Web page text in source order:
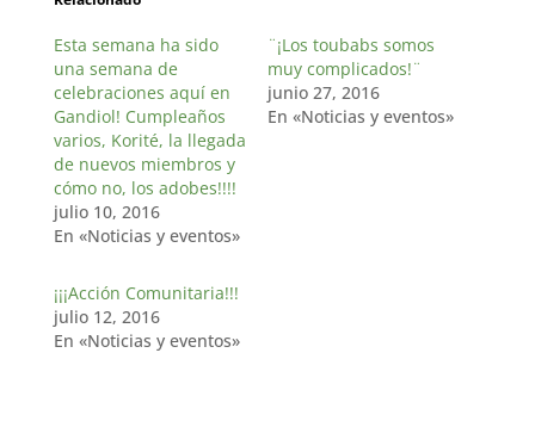
r
c
o
m
p
a
r
t
i
r
e
n
T
t
t
e
r
(
c
o
m
p
a
r
t
r
e
n
F
e
b
o
o
k
Esta semana ha sido
una semana de
celebraciones aquí en
Gandiol! Cumpleaños
varios, Korité, la llegada
de nuevos miembros y
cómo no, los adobes!!!!
julio 10, 2016
En «Noticias y eventos»
¨¡Los toubabs somos
muy complicados!¨
junio 27, 2016
En «Noticias y eventos»
¡¡¡Acción Comunitaria!!!
julio 12, 2016
En «Noticias y eventos»